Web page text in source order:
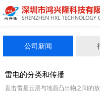
公司新闻
雷电的分类和传播
直击雷是云层与地面凸出物之间的